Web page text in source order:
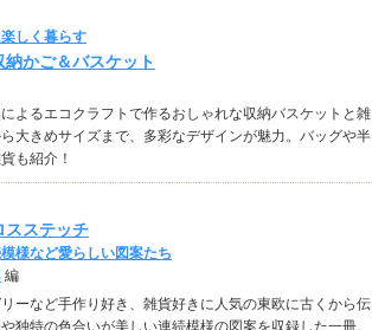
しく暮らす
かご＆バスケット
よるエコクラフトで作るおしゃれな収納バスケットと雑
大きめサイズまで、多彩なデザインが魅力。バッグや半
も紹介！
スステッチ
様など愛らしい図案たち
編
ーなど手作り好き、雑貨好きに人気の東欧に古くから伝
独特の色合いが美しい連続模様の図案を収録した一冊。